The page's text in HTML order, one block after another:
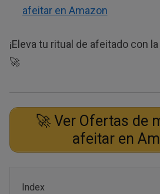
afeitar en Amazon
¡Eleva tu ritual de afeitado con
🚀
🚀 Ver Ofertas de
afeitar en
Index